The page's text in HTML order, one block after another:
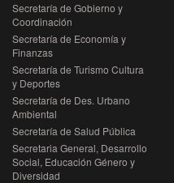
Secretaría de Gobierno y
Coordinación
Secretaría de Economía y
Finanzas
Secretaría de Turismo Cultura
y Deportes
Secretaría de Des. Urbano
Ambiental
Secretaría de Salud Pública
Secretaria General, Desarrollo
Social, Educación Género y
Diversidad